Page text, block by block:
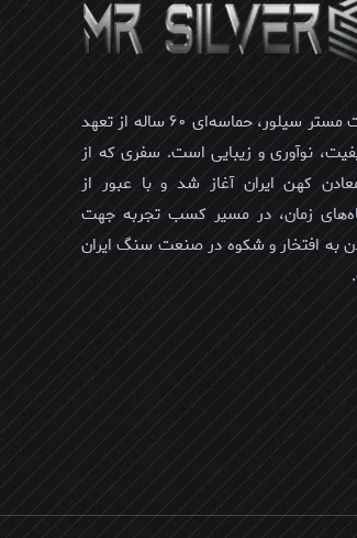
شرکت مستر سیلور، حماسه‌ای ۶۰ ساله از تعهد
نوآوری و زیبایی است. سفری که از
کهن ایران آغاز شد و با عبور از
زمان، در مسیر کسب تجربه جهت
به افتخار و شکوه در صنعت سنگ ایران